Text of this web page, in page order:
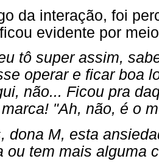
da interação, foi
evidente por
tô super assim,
operar e ficar boa
não... Ficou pra
"Ah, não, é o
dona M, esta
ou tem mais alguma